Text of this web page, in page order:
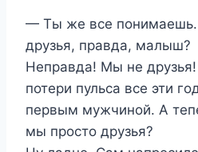
— Ты же все
друзья, правда, малыш?
Неправда! Мы не
потери пульса все эти
первым мужчиной. А
мы просто друзья?